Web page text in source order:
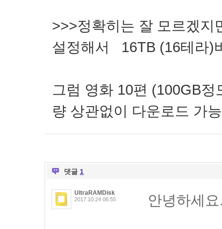
>>>정확히는 잘 모르겠지
설정해서 16TB (16테라)
그럼 영화 10편 (100GB
량 상관없이 다운로드 가
댓글 1
UltraRAMDisk
2017.10.24 06:55 안녕하세